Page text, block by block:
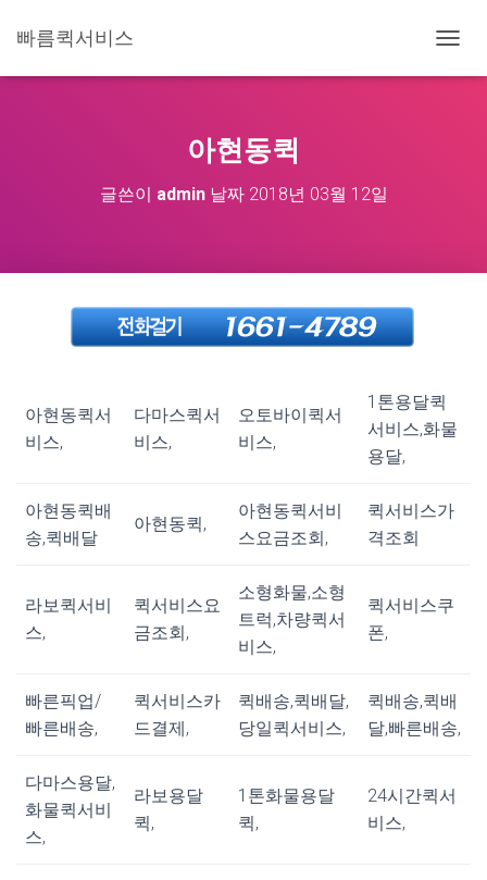
빠름퀵서비스
비
아현동퀵
글쓴이 admin날짜 2018년 03월 12일
아현동퀵서
비스,
다마스퀵서
비스,
오토바이퀵서
비스,
1톤용달퀵
서비스,화물
용달,
아현동퀵배
송,퀵배달
아현동퀵,
아현동퀵서비
스요금조회,
퀵서비스가
격조회
라보퀵서비
스,
퀵서비스요
금조회,
소형화물,소형
트럭,차량퀵서
비스,
퀵서비스쿠
폰,
빠른픽업/
빠른배송,
퀵서비스카
드결제,
퀵배송,퀵배달,
당일퀵서비스,
퀵배송,퀵배
달,빠른배송,
다마스용달,
화물퀵서비
스,
라보용달
퀵,
1톤화물용달
퀵,
24시간퀵서
비스,